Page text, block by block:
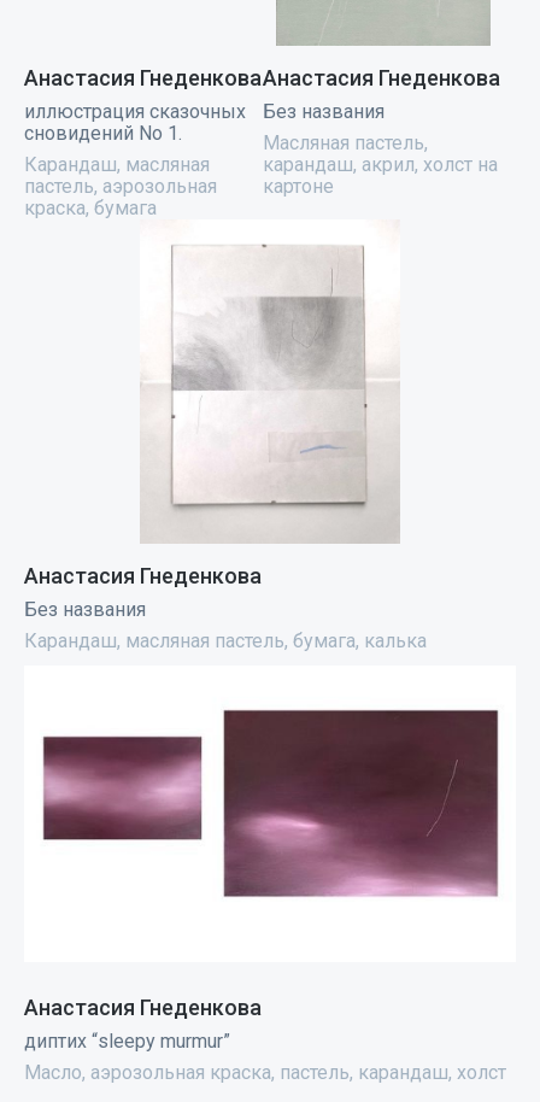
Анастасия Гнеденкова
иллюстрация сказочных
сновидений No 1.
Карандаш, масляная
пастель, аэрозольная
краска, бумага
Анастасия Гнеденкова
Без названия
Масляная пастель,
карандаш, акрил, холст на
картоне
Анастасия Гнеденкова
Без названия
Карандаш, масляная пастель, бумага, калька
Анастасия Гнеденкова
диптих “sleepy murmur”
Масло, аэрозольная краска, пастель, карандаш, холст